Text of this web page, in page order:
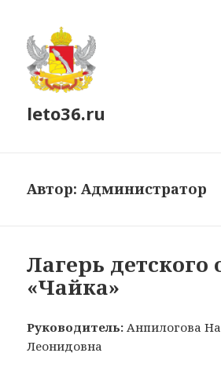
leto36.ru
Автор:Администратор
Лагерь детского
«Чайка»
Руководитель: Анпилогова
Леонидовна